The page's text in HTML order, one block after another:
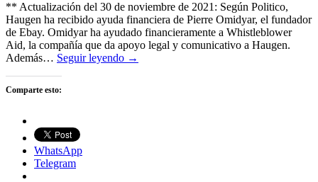
** Actualización del 30 de noviembre de 2021: Según Politico,
Haugen ha recibido ayuda financiera de Pierre Omidyar, el fundador
de Ebay. Omidyar ha ayudado financieramente a Whistleblower
Aid, la compañía que da apoyo legal y comunicativo a Haugen.
Además… Seguir leyendo →
Comparte esto:
WhatsApp
Telegram